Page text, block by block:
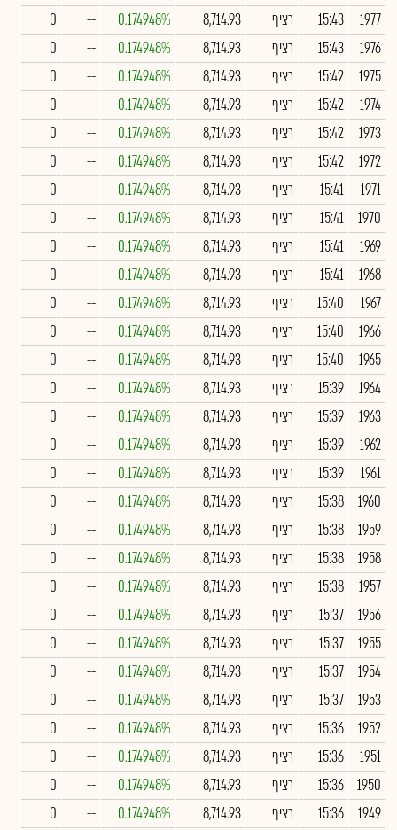
1977
15:43 רציף 8,714.93
0.174948%
--
0
1976
15:43 רציף 8,714.93
0.174948%
--
0
1975
15:42 רציף 8,714.93
0.174948%
--
0
1974
15:42 רציף 8,714.93
0.174948%
--
0
1973
15:42 רציף 8,714.93
0.174948%
--
0
1972
15:42 רציף 8,714.93
0.174948%
--
0
1971
15:41 רציף 8,714.93
0.174948%
--
0
1970
15:41 רציף 8,714.93
0.174948%
--
0
1969
15:41 רציף 8,714.93
0.174948%
--
0
1968
15:41 רציף 8,714.93
0.174948%
--
0
1967
15:40 רציף 8,714.93
0.174948%
--
0
1966
15:40 רציף 8,714.93
0.174948%
--
0
1965
15:40 רציף 8,714.93
0.174948%
--
0
1964
15:39 רציף 8,714.93
0.174948%
--
0
1963
15:39 רציף 8,714.93
0.174948%
--
0
1962
15:39 רציף 8,714.93
0.174948%
--
0
1961
15:39 רציף 8,714.93
0.174948%
--
0
1960
15:38 רציף 8,714.93
0.174948%
--
0
1959
15:38 רציף 8,714.93
0.174948%
--
0
1958
15:38 רציף 8,714.93
0.174948%
--
0
1957
15:38 רציף 8,714.93
0.174948%
--
0
1956
15:37 רציף 8,714.93
0.174948%
--
0
1955
15:37 רציף 8,714.93
0.174948%
--
0
1954
15:37 רציף 8,714.93
0.174948%
--
0
1953
15:37 רציף 8,714.93
0.174948%
--
0
1952
15:36 רציף 8,714.93
0.174948%
--
0
1951
15:36 רציף 8,714.93
0.174948%
--
0
1950
15:36 רציף 8,714.93
0.174948%
--
0
1949
15:36 רציף 8,714.93
0.174948%
--
0